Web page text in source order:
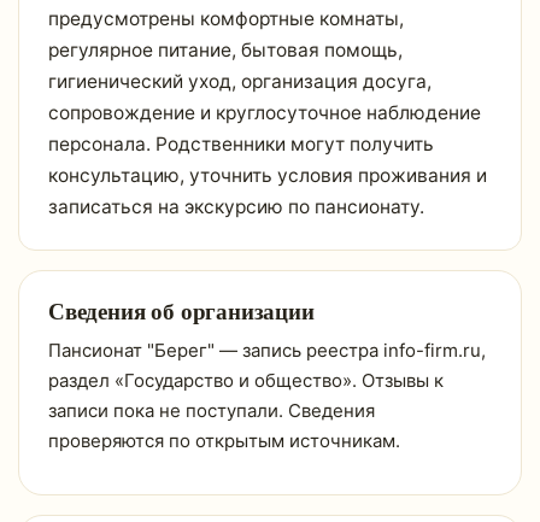
предусмотрены комфортные комнаты,
регулярное питание, бытовая помощь,
гигиенический уход, организация досуга,
сопровождение и круглосуточное наблюдение
персонала. Родственники могут получить
консультацию, уточнить условия проживания и
записаться на экскурсию по пансионату.
Сведения об организации
Пансионат "Берег" — запись реестра info-firm.ru,
раздел «Государство и общество». Отзывы к
записи пока не поступали. Сведения
проверяются по открытым источникам.